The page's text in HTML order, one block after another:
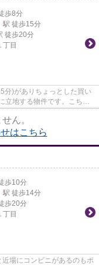
歩8分
駅 徒歩15分
徒歩20分
丁目
分)がありちょっとした買い
立地する物件です。こちら
ん。
はこちら
歩10分
駅 徒歩14分
歩20分
丁目
場にコンビニがあるのもポ